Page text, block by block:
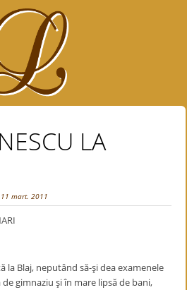
LA
mart. 2011
la Blaj, neputând să-şi dea examenele
gimnaziu şi în mare lipsă de bani,